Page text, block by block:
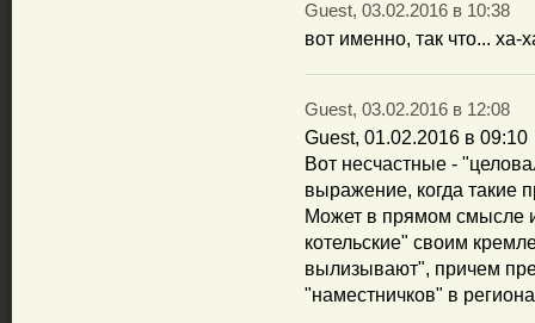
Guest, 03.02.2016 в 10:38
вот именно, так что... ха-
Guest, 03.02.2016 в 12:08
Guest, 01.02.2016 в 09:10
Вот несчастные -
выражение, когда такие
Может в прямом смысле
котельские" своим
вылизывают", причем
"наместничков" в